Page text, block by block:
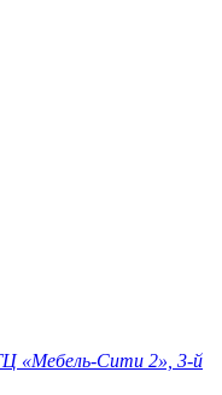
«Мебель-Сити 2», 3-й